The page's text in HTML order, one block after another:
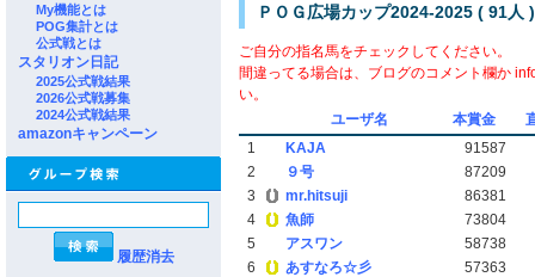
My機能とは
POG集計とは
公式戦とは
スタリオン日記
2025公式戦結果
2026公式戦募集
2024公式戦結果
amazonキャンペーン
履歴消去
ＰＯＧ広場カップ2024-2025 ( 91人 )
ご自分の指名馬をチェックしてください。
間違ってる場合は、ブログのコメント欄か
い。
ユーザ名
本賞金
1
KAJA
91587
2
９号
87209
3
mr.hitsuji
86381
4
魚師
73804
5
アスワン
58738
6
あすなろ☆彡
57363